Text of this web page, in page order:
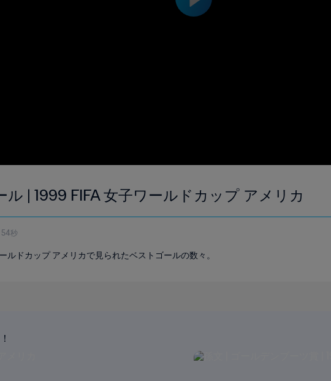
ル | 1999 FIFA 女子ワールドカップ アメリカ
54秒
ルドカップ アメリカで見られたベストゴールの数々。